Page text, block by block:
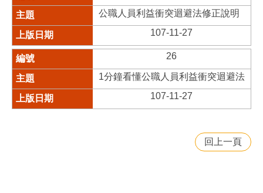
公職人員利益衝突迴避法修正說明
107-11-27
26
1分鐘看懂公職人員利益衝突迴避法
107-11-27
回上一頁